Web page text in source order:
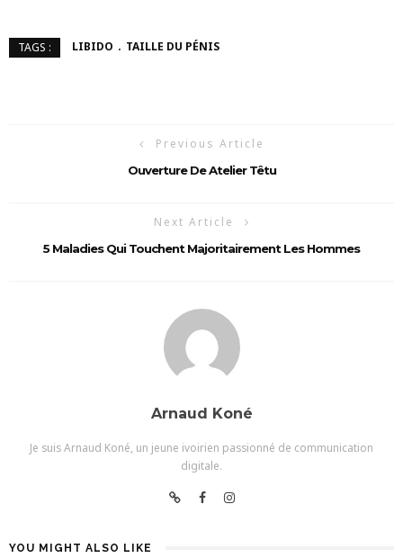
TAGS : LIBIDO TAILLE DU PÉNIS
Previous Article
Ouverture De Atelier Têtu
Next Article
5 Maladies Qui Touchent Majoritairement Les Hommes
Arnaud Koné
Je suis Arnaud Koné, un jeune ivoirien passionné de communication
digitale.
YOU MIGHT ALSO LIKE